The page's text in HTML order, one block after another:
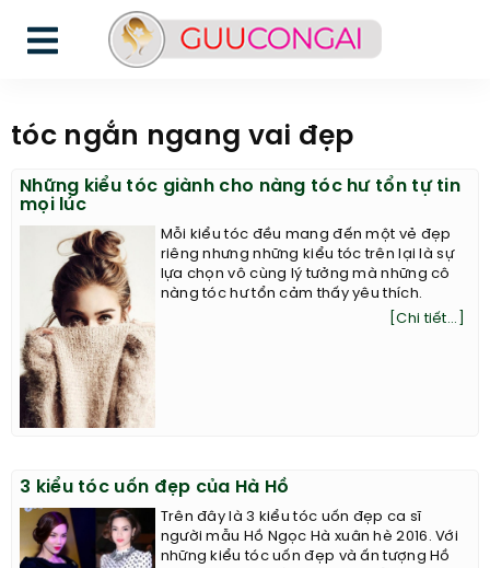
tóc ngắn ngang vai đẹp
Những kiểu tóc giành cho nàng tóc hư tổn tự tin
mọi lúc
Mỗi kiểu tóc đều mang đến một vẻ đẹp
riêng nhưng những kiểu tóc trên lại là sự
lựa chọn vô cùng lý tưởng mà những cô
nàng tóc hư tổn cảm thấy yêu thích.
[Chi tiết...]
3 kiểu tóc uốn đẹp của Hà Hồ
Trên đây là 3 kiểu tóc uốn đẹp ca sĩ
người mẫu Hồ Ngọc Hà xuân hè 2016. Với
những kiểu tóc uốn đẹp và ấn tượng Hồ